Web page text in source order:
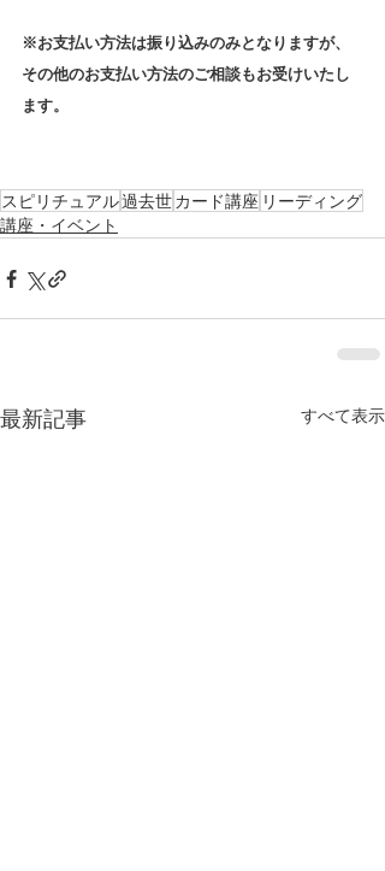
※お支払い方法は振り込みのみとなりますが、
その他のお支払い方法のご相談もお受けいたし
ます。
スピリチュアル過去世カード講座 リーディング
講座・イベント
最新記事 すべて表示